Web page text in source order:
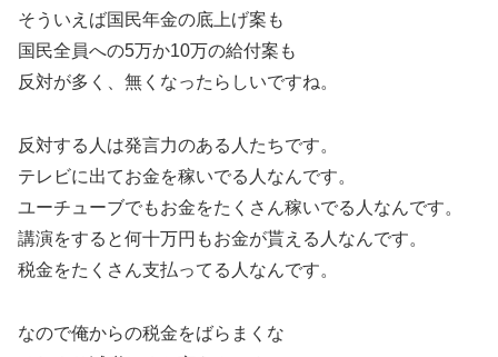
そういえば国民年金の底上げ案も
国民全員への5万か10万の給付案も
反対が多く、無くなったらしいですね。
反対する人は発言力のある人たちです。
テレビに出てお金を稼いでる人なんです。
ユーチューブでもお金をたくさん稼いでる人なんです。
講演をすると何十万円もお金が貰える人なんです。
税金をたくさん支払ってる人なんです。
なので俺からの税金をばらまくな